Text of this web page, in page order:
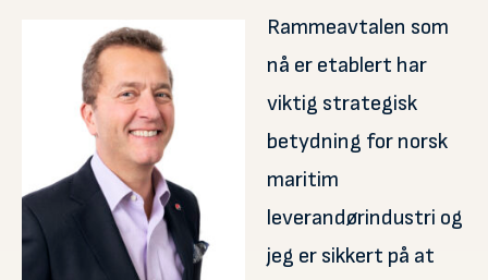
Rammeavtalen som
nå er etablert har
viktig strategisk
betydning for norsk
maritim
leverandørindustri og
jeg er sikkert på at